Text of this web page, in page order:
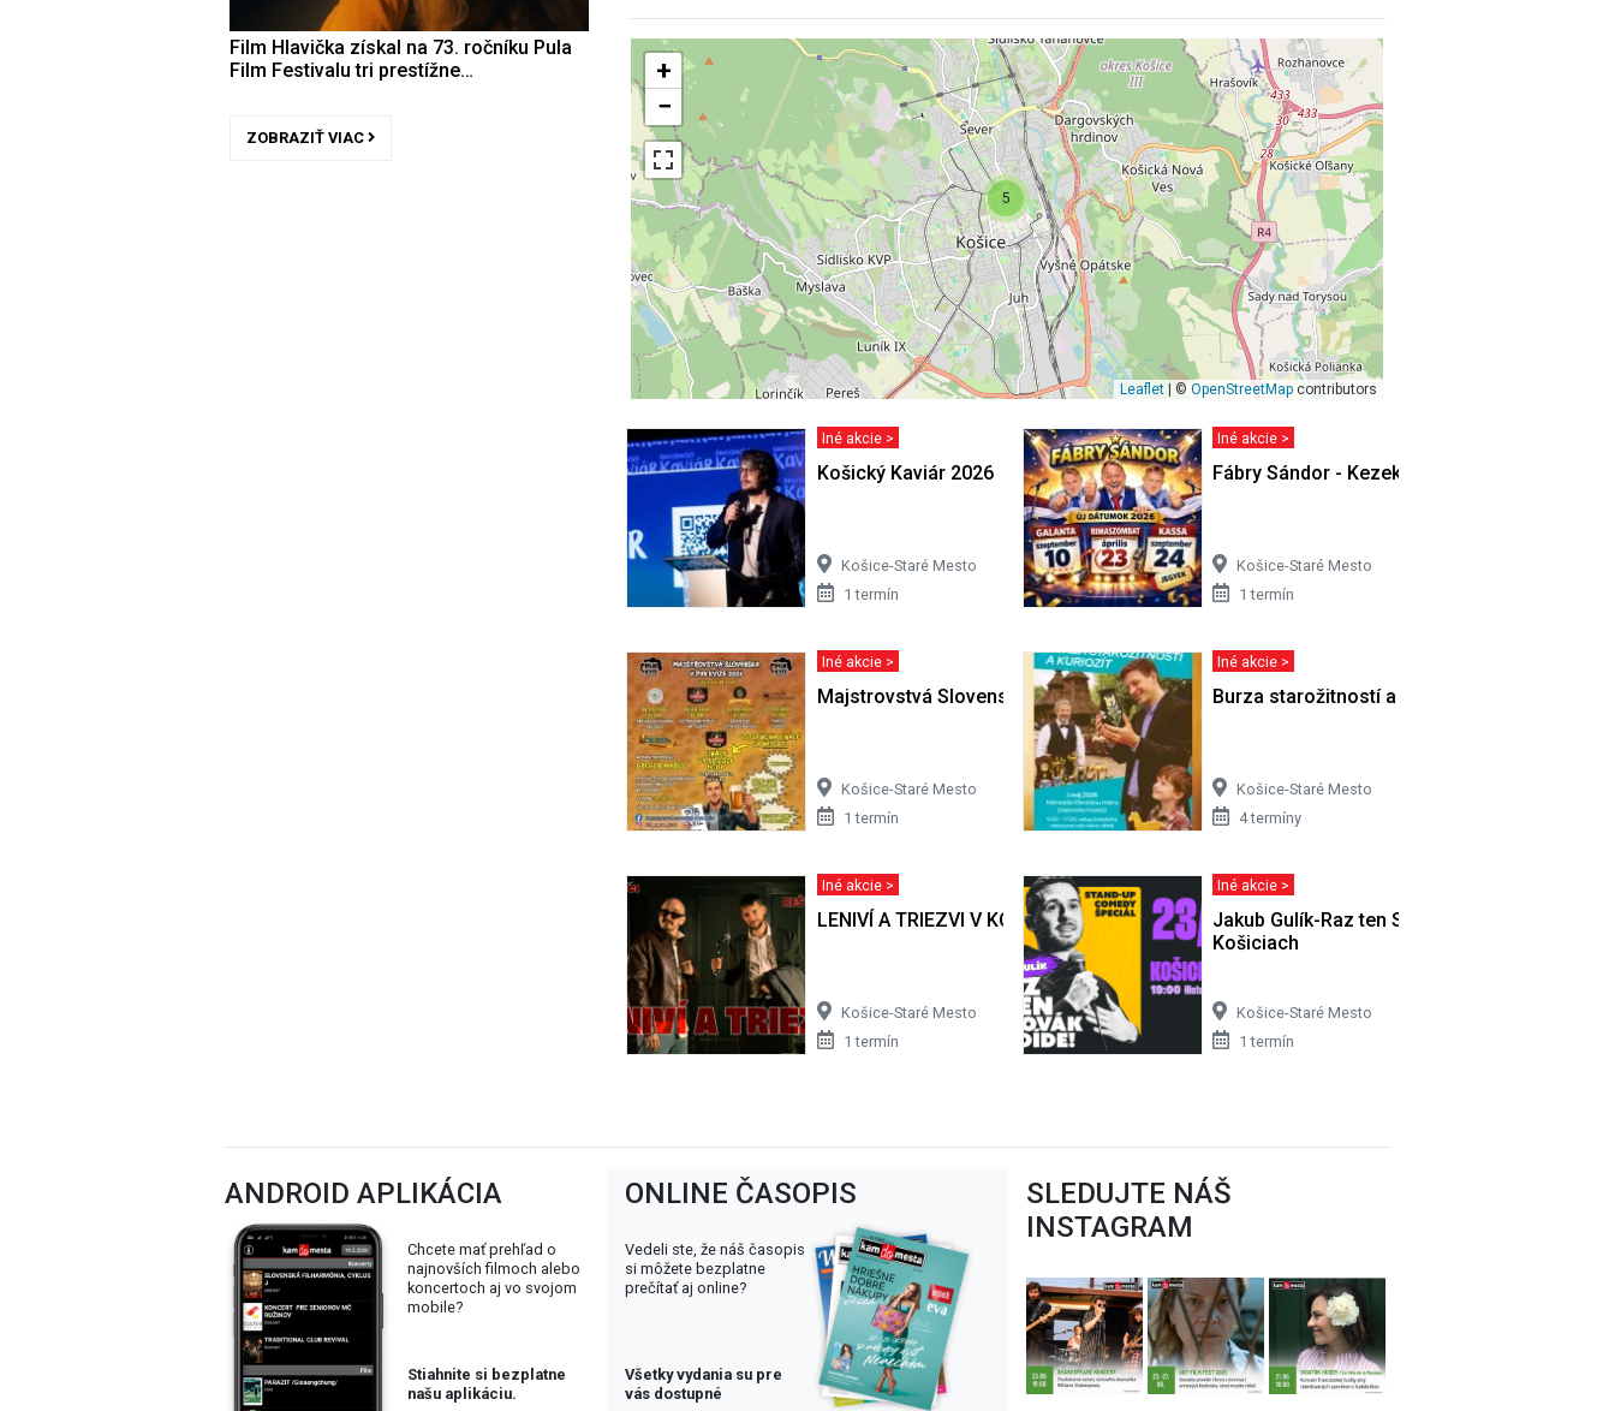
Film Hlavička získal na 73. ročníku Pula
Film Festivalu tri prestížne…
ZOBRAZIŤ VIAC
5
+
−
Leaflet | ©OpenStreetMap contributors
Iné akcie >
Košický Kaviár 2026
Košice-Staré Mesto
1 termín
Iné akcie >
Fábry Sándor - Kezeket a paplan fölé!
Košice-Staré Mesto
1 termín
Iné akcie >
Majstrovstvá Slovenska v Pub Kvíze |…
Košice-Staré Mesto
1 termín
Iné akcie >
Burza starožitností a kuriozít
Košice-Staré Mesto
4 termíny
Iné akcie >
LENIVÍ A TRIEZVI V KOŠICIACH
Košice-Staré Mesto
1 termín
Iné akcie >
Jakub Gulík-Raz ten Slovák odíde v
Košiciach
Košice-Staré Mesto
1 termín
ANDROID APLIKÁCIA
Chcete mať prehľad o
najnovších filmoch alebo
koncertoch aj vo svojom
mobile?
Stiahnite si bezplatne
našu aplikáciu.
ONLINE ČASOPIS
Vedeli ste, že náš časopis
si môžete bezplatne
prečítať aj online?
Všetky vydania su pre
vás dostupné
SLEDUJTE NÁŠ
INSTAGRAM